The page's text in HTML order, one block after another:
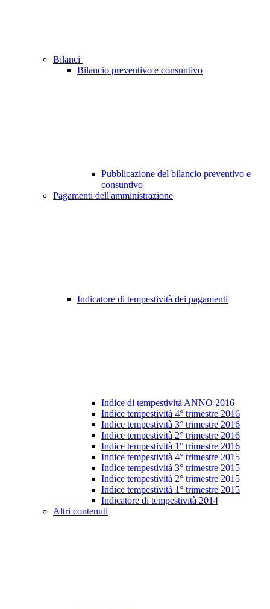
Bilanci
Bilancio preventivo e consuntivo
Pubblicazione del bilancio preventivo e
consuntivo
Pagamenti dell'amministrazione
Indicatore di tempestività dei pagamenti
Indice di tempestività ANNO 2016
Indice tempestività 4° trimestre 2016
Indice tempestività 3° trimestre 2016
Indice tempestività 2° trimestre 2016
Indice tempestività 1° trimestre 2016
Indice tempestività 4° trimestre 2015
Indice tempestività 3° trimestre 2015
Indice tempestività 2° trimestre 2015
Indice tempestività 1° trimestre 2015
Indicatore di tempestività 2014
Altri contenuti